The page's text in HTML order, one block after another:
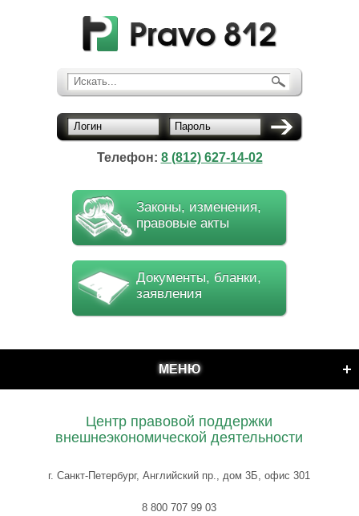
Искать...
Логин Пароль
Телефон: 8 (812) 627-14-02
Законы, изменения,
правовые акты
Документы, бланки,
заявления
МЕНЮ
Центр правовой поддержки
внешнеэкономической деятельности
г. Санкт-Петербург, Английский пр., дом 3Б, офис 301
8 800 707 99 03